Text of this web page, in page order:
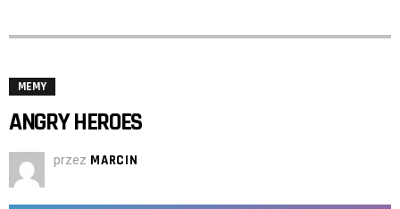
MEMY
ANGRY HEROES
przez MARCIN